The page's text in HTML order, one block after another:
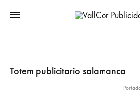
Totem publicitario salamanca
Portada